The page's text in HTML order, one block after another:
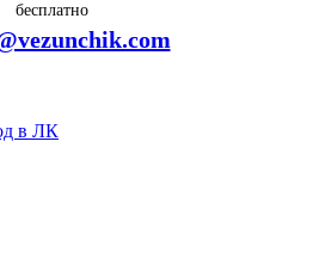
бесплатно
в ЛК